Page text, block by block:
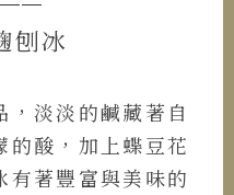
刨冰
淡淡的鹹藏著自
的酸，加上蝶豆花
有著豐富與美味的